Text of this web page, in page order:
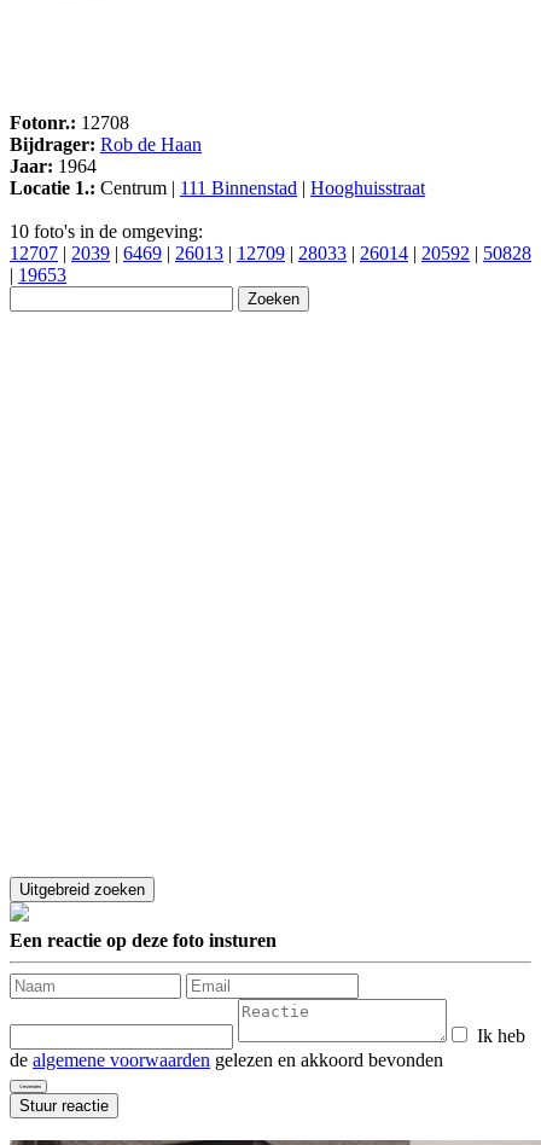
Fotonr.: 12708
Bijdrager: Rob de Haan
Jaar: 1964
Locatie 1.: Centrum | 111 Binnenstad | Hooghuisstraat
10 foto's in de omgeving:
12707 | 2039 | 6469 | 26013 | 12709 | 28033 | 26014 | 20592 | 50828
| 19653
Een reactie op deze foto insturen
Ik heb
de algemene voorwaarden gelezen en akkoord bevonden